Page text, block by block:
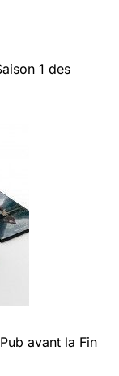
1 des
avant la Fin